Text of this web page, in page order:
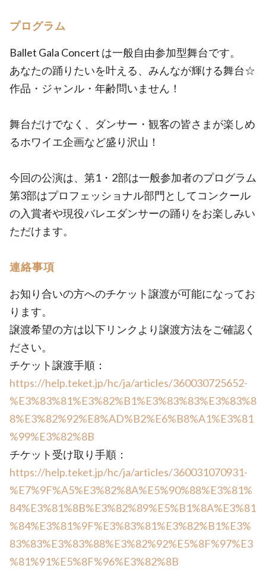
プログラム
Ballet Gala Concert は一般自由参加型舞台です。
あなたの踊りたいを叶える、みんなが輝ける舞台☆
作品・ジャンル・年齢問いません！
舞台だけでなく、ダンサー・観客の皆さまが楽しめ
るホワイエ企画など盛り沢山！
今回の公演は、第1・2部は一般参加者のプログラム
第3部はプロフェッショナル部門としてコンクール
の入賞者や現役バレエダンサーの踊りをお楽しみい
ただけます。
連絡事項
お知り合いの方へのチケット譲渡が可能になってお
ります。
譲渡希望の方は以下リンクより譲渡方法をご確認く
ださい。
チケット譲渡手順：
https://help.teket.jp/hc/ja/articles/360030725652-
%E3%83%81%E3%82%B1%E3%83%83%E3%83%8
8%E3%82%92%E8%AD%B2%E6%B8%A1%E3%81
%99%E3%82%8B
チケット受け取り手順：
https://help.teket.jp/hc/ja/articles/360031070931-
%E7%9F%A5%E3%82%8A%E5%90%88%E3%81%
84%E3%81%8B%E3%82%89%E5%B1%8A%E3%81
%84%E3%81%9F%E3%83%81%E3%82%B1%E3%
83%83%E3%83%88%E3%82%92%E5%8F%97%E3
%81%91%E5%8F%96%E3%82%8B